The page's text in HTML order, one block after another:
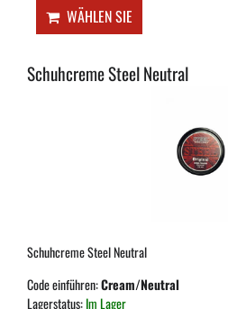
WÄHLEN SIE
Schuhcreme Steel Neutral
Schuhcreme Steel Neutral
Code einführen:Cream/Neutral
Lagerstatus:Im Lager